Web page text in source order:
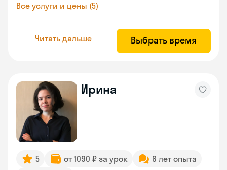
Все услуги и цены (5)
Читать дальше Выбрать время
Ирина
5 от 1090 ₽ за урок 6 лет опыта